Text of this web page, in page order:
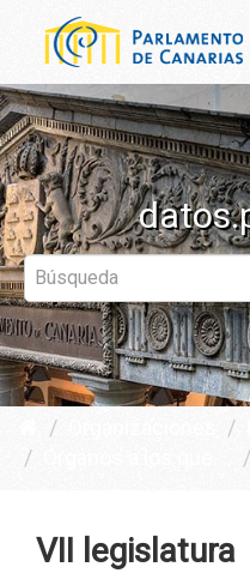
VII legislatura